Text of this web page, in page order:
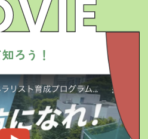
知ろ う ！